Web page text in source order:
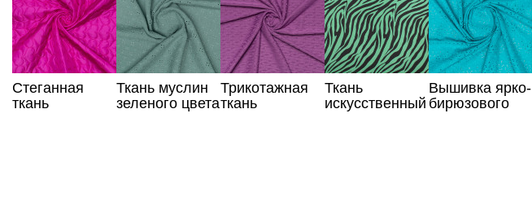
Стеганная
ткань
Ткань муслин
зеленого цвета
Трикотажная
ткань
Ткань
искусственный
Вышивка ярко-
бирюзового